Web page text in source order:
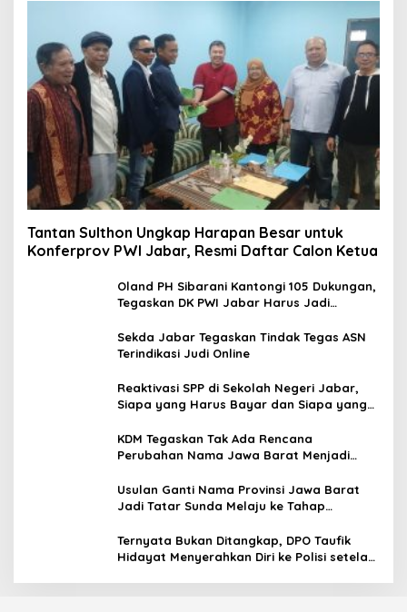
Tantan Sulthon Ungkap Harapan Besar untuk
Konferprov PWI Jabar, Resmi Daftar Calon Ketua
Oland PH Sibarani Kantongi 105 Dukungan,
Tegaskan DK PWI Jabar Harus Jadi
Sekda Jabar Tegaskan Tindak Tegas ASN
Terindikasi Judi Online
Reaktivasi SPP di Sekolah Negeri Jabar,
Siapa yang Harus Bayar dan Siapa yang
KDM Tegaskan Tak Ada Rencana
Perubahan Nama Jawa Barat Menjadi
Kajian Secara Menyeluruh
Usulan Ganti Nama Provinsi Jawa Barat
Jadi Tatar Sunda Melaju ke Tahap
Ternyata Bukan Ditangkap, DPO Taufik
Hidayat Menyerahkan Diri ke Polisi setelah